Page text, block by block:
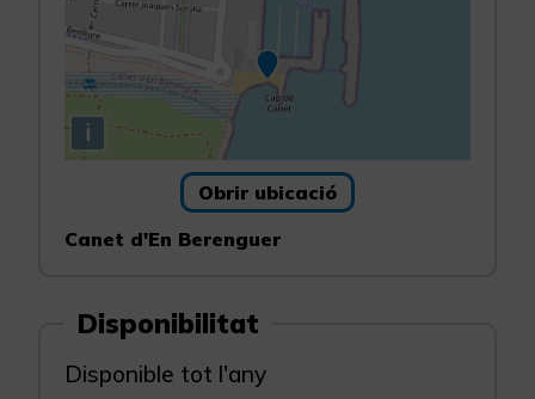
i
Obrir ubicació
Canet d'En Berenguer
Disponibilitat
Disponible tot l'any